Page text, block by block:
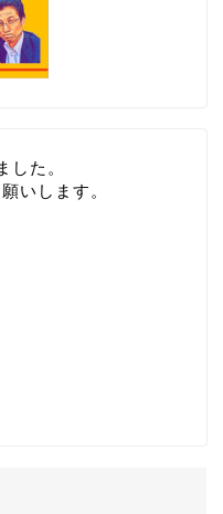
した。
いします。